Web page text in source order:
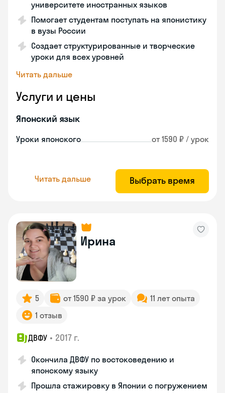
университете иностранных языков
Помогает студентам поступать на японистику
в вузы России
Создает структурированные и творческие
уроки для всех уровней
Читать дальше
Услуги и цены
Японский язык
Уроки японского от 1590 ₽ / урок
Читать дальше Выбрать время
Ирина
5 от 1590 ₽ за урок
11 лет опыта
1 отзыв
ДВФУ • 2017 г.
Окончила ДВФУ по востоковедению и
японскому языку
Прошла стажировку в Японии с погружением